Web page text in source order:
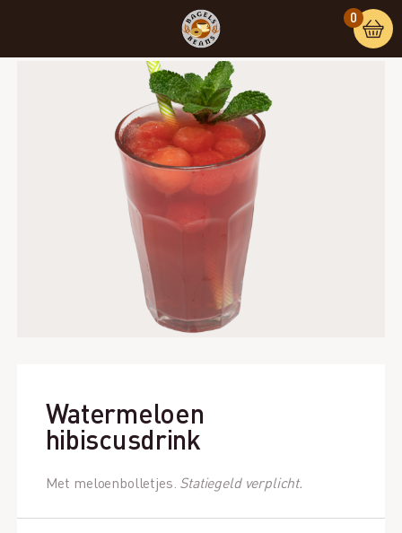
0
/ Watermeloen hibiscusdrink
Watermeloen
hibiscusdrink
Met meloenbolletjes. Statiegeld verplicht.